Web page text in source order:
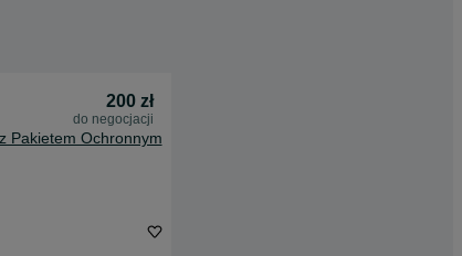
200 zł
do negocjacji
Pakietem Ochronnym